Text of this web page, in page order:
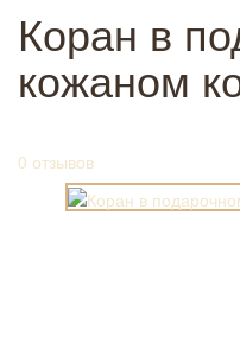
Коран в
кожаном
0 отзывов